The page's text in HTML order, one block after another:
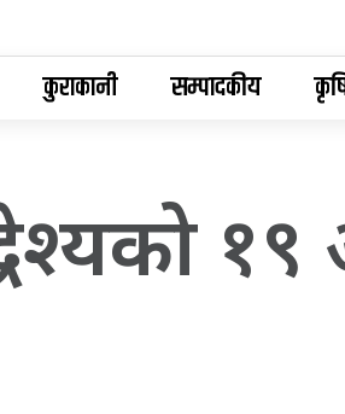
कुराकानी सम्पादकीय